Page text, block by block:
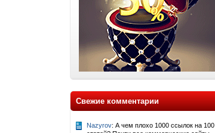
Свежие комментарии
Nazyrov: А чем плохо 1000 ссылок на 100